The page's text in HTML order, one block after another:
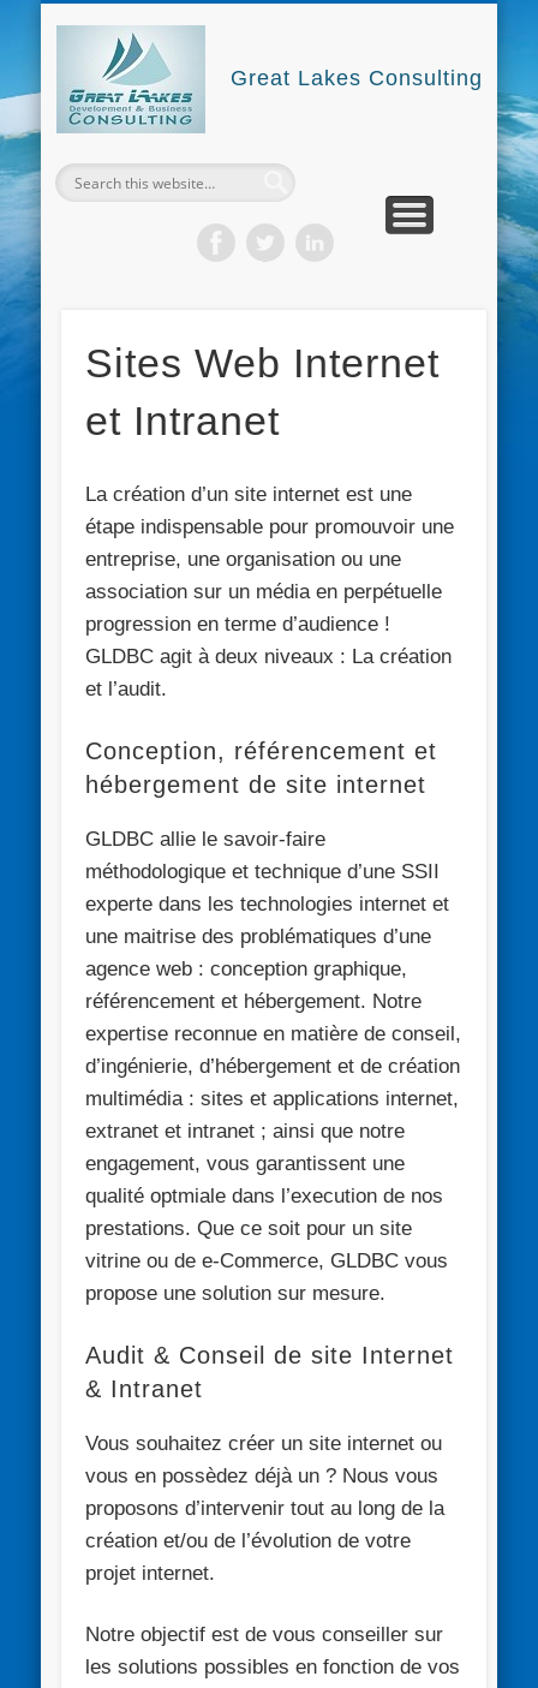
Great Lakes Consulting
Sites Web Internet
et Intranet
La création d’un site internet est une
étape indispensable pour promouvoir une
entreprise, une organisation ou une
associationsur un média en perpétuelle
progression en terme d’audience !
GLDBC agit à deux niveaux : La création
et l’audit.
Conception, référencement et
hébergement de site internet
GLDBC allie le savoir-faire
méthodologique et technique d’une SSII
experte dans les technologies internet et
une maitrise des problématiques d’une
agence web : conception graphique,
référencement et hébergement. Notre
expertise reconnue en matière de conseil,
d’ingénierie, d’hébergement et de création
multimédia : sites et applications internet,
extranet et intranet ; ainsi que notre
engagement, vous garantissent une
qualité optmiale dans l’execution de nos
prestations. Que ce soit pour un site
vitrine ou de e-Commerce, GLDBC vous
propose une solution sur mesure.
Audit & Conseil de site Internet
& Intranet
Vous souhaitez créer un site internet ou
vous en possèdez déjà un ? Nous vous
proposons d’intervenir tout au long de la
création et/ou de l’évolution de votre
projet internet.
Notre objectif est de vous conseiller sur
les solutions possibles en fonction de vos